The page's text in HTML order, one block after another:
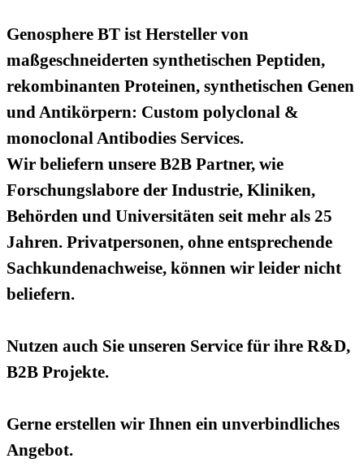
Genosphere BT ist Hersteller von
maßgeschneiderten synthetischen Peptiden,
rekombinanten Proteinen, synthetischen Genen
und Antikörpern: Custom polyclonal &
monoclonal Antibodies Services.
Wir beliefern unsere B2B Partner, wie
Forschungslabore der Industrie, Kliniken,
Behörden und Universitäten seit mehr als 25
Jahren. Privatpersonen, ohne entsprechende
Sachkundenachweise, können wir leider nicht
beliefern.
Nutzen auch Sie unseren Service für ihre R&D,
B2B Projekte.
Gerne erstellen wir Ihnen ein unverbindliches
Angebot.